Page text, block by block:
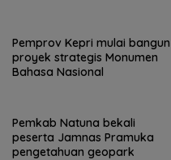
Pemprov Kepri mulai bangun
proyek strategis Monumen
Bahasa Nasional
Pemkab Natuna bekali
peserta Jamnas Pramuka
pengetahuan geopark